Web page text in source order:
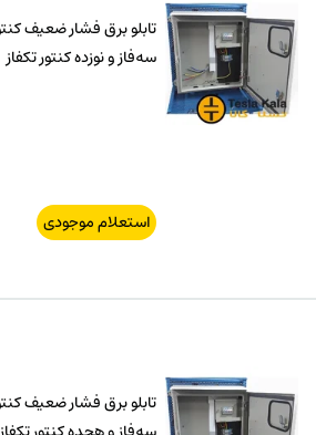
سه‌فاز و نوزده کنتور تکفاز
استعلام موجودی